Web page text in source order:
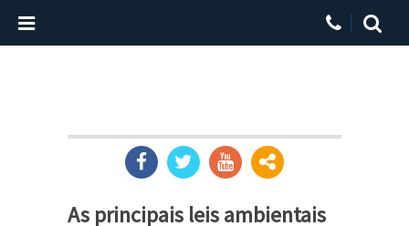
As principais leis ambientais